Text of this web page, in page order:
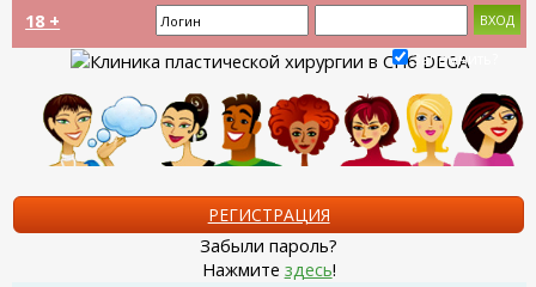
18 +
Запомнить?
РЕГИСТРАЦИЯ
Забыли пароль?
Нажмите здесь!